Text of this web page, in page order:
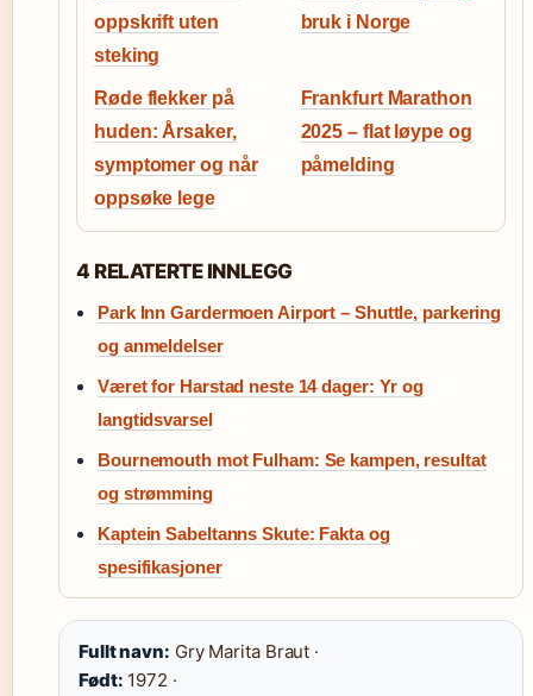
oppskrift uten
steking
bruk i Norge
Røde flekker på
huden: Årsaker,
symptomer og når
oppsøke lege
Frankfurt Marathon
2025 – flat løype og
påmelding
4 RELATERTE INNLEGG
Park Inn Gardermoen Airport – Shuttle, parkering
og anmeldelser
Været for Harstad neste 14 dager: Yr og
langtidsvarsel
Bournemouth mot Fulham: Se kampen, resultat
og strømming
Kaptein Sabeltanns Skute: Fakta og
spesifikasjoner
Fullt navn: Gry Marita Braut ·
Født: 1972 ·